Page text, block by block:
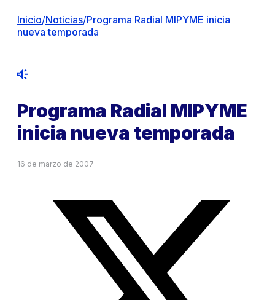
Inicio/Noticias/Programa Radial MIPYME inicia
nueva temporada
Programa Radial MIPYME
inicia nueva temporada
16 de marzo de 2007